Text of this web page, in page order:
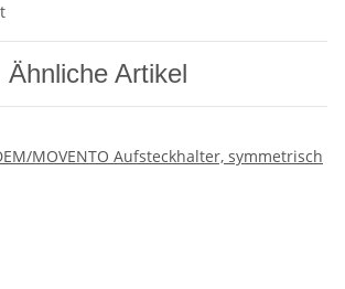
Ähnliche Artikel